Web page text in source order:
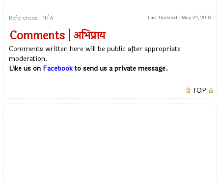
References : N/A Last Updated : May 24, 2018
Comments | अभिप्राय
Comments written here will be public after appropriate
moderation.
Like us on Facebookto send us a private message.
TOP